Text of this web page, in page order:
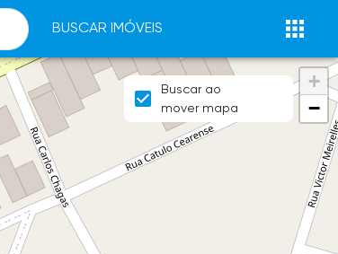
BUSCAR IMÓVEIS
+
−
Buscar ao
mover mapa